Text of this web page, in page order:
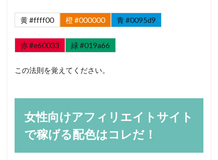
黄 #ffff00 橙 #000000 青 #0095d9
赤 #e60033 緑 #019a66
この法則を覚えてください。
女性向けアフィリエイトサイト
で稼げる配色はコレだ！